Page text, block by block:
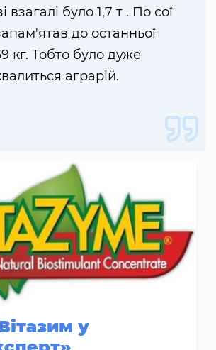
взагалі було 1,7 т . По сої
до останньої
кг. Тобто було дуже
аграрій.
у